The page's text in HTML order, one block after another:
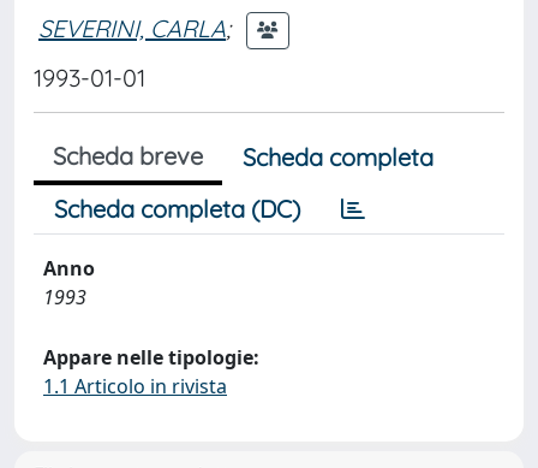
SEVERINI, CARLA;
1993-01-01
Scheda breve
Scheda completa
Scheda completa (DC)
Anno
1993
Appare nelle tipologie:
1.1 Articolo in rivista